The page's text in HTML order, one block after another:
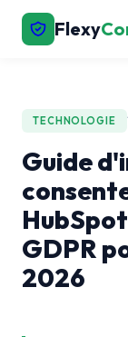
Flexy
TECHNOLOGIE
Guide
GDPR
2026